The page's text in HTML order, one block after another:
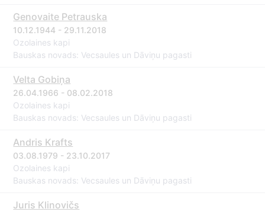
Genovaite Petrauska
10.12.1944 - 29.11.2018
Ozolaines kapi
Bauskas novads: Vecsaules un Dāviņu pagasti
Velta Gobiņa
26.04.1966 - 08.02.2018
Ozolaines kapi
Bauskas novads: Vecsaules un Dāviņu pagasti
Andris Krafts
03.08.1979 - 23.10.2017
Ozolaines kapi
Bauskas novads: Vecsaules un Dāviņu pagasti
Juris Klinovičs